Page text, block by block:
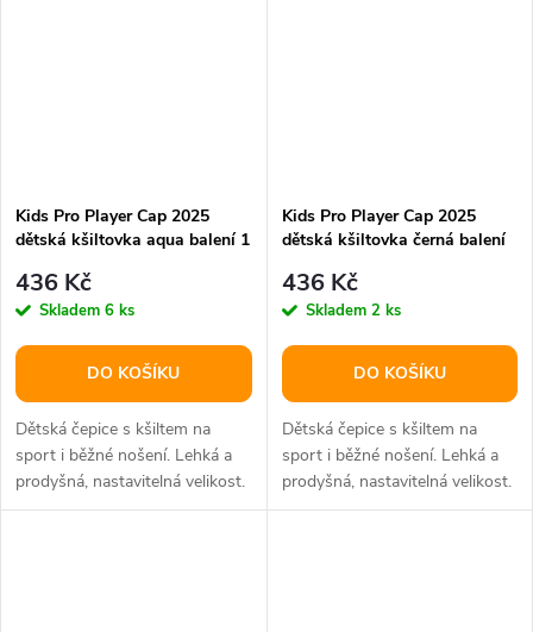
Kids Pro Player Cap 2025
dětská kšiltovka aqua balení 1
436 Kč
Skladem 6 ks
DO KOŠÍKU
Dětská čepice s kšiltem na
sport i běžné nošení. Lehká a
prodyšná, nastavitelná velikost.
Kids Pro Player Cap 2025
dětská kšiltovka černá balení
436 Kč
Skladem 2 ks
DO KOŠÍKU
Dětská čepice s kšiltem na
sport i běžné nošení. Lehká a
prodyšná, nastavitelná velikost.